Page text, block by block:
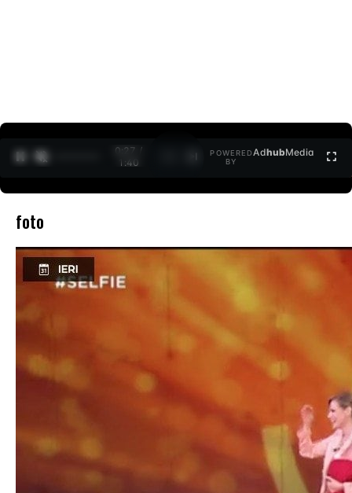
0:27 /
1:40
POWERED
BY
AdhubMedia
foto